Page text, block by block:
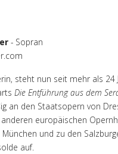
- Sopran
steht nun seit mehr als
Die Entführung aus dem
an den Staatsopern von
europäischen
und zu den
auf.